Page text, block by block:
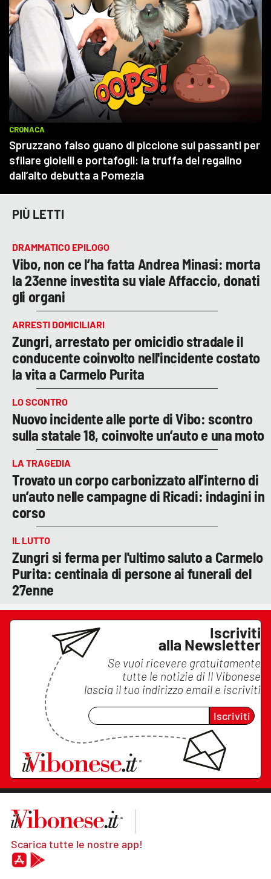
PIÙ LETTI
DRAMMATICO EPILOGO
Vibo, non ce l’ha fatta Andrea Minasi: morta
la 23enne investita su viale Affaccio, donati
gli organi
ARRESTI DOMICILIARI
Zungri, arrestato per omicidio stradale il
conducente coinvolto nell'incidente costato
la vita a Carmelo Purita
LO SCONTRO
Nuovo incidente alle porte di Vibo: scontro
sulla statale 18, coinvolte un’auto e una moto
LA TRAGEDIA
Trovato un corpo carbonizzato all’interno di
un’auto nelle campagne di Ricadi: indagini in
corso
IL LUTTO
Zungri si ferma per l'ultimo saluto a Carmelo
Purita: centinaia di persone ai funerali del
27enne
Iscriviti
alla Newsletter
Se vuoi ricevere gratuitamente
tutte le notizie di Il Vibonese
lascia il tuo indirizzo email e iscriviti
Iscriviti
Scarica tutte le nostre app!